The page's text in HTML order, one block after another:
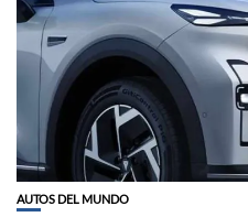
AUTOS DEL MUNDO